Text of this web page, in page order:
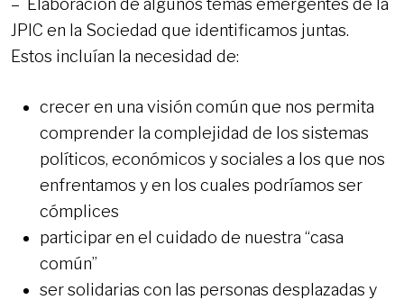
JPIC en la Sociedad que identificamos juntas.
Estos incluían la necesidad de:
crecer en una visión común que nos permita
comprender la complejidad de los sistemas
políticos, económicos y sociales a los que nos
enfrentamos y en los cuales podríamos ser
cómplices
participar en el cuidado de nuestra “casa
común”
ser solidarias con las personas desplazadas y